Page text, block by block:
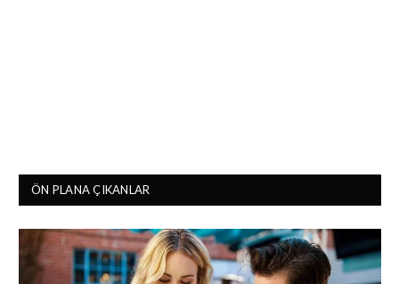
ÖN PLANA ÇIKANLAR